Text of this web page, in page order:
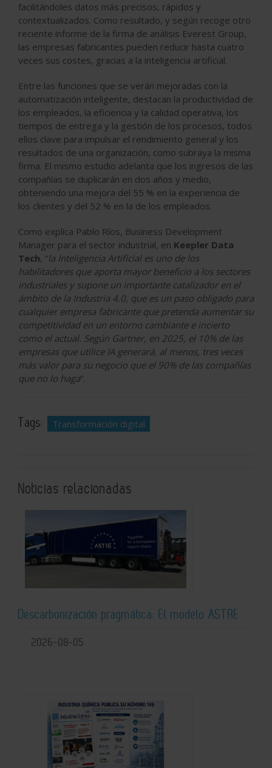
facilitándoles datos más precisos, rápidos y
contextualizados. Como resultado, y según recoge otro
reciente informe de la firma de análisis Everest Group,
las empresas fabricantes pueden reducir hasta cuatro
veces sus costes, gracias a la inteligencia artificial.
Entre las funciones que se verán mejoradas con la
automatización inteligente, destacan la productividad de
los empleados, la eficiencia y la calidad operativa, los
tiempos de entrega y la gestión de los procesos, todos
ellos clave para impulsar el rendimiento general y los
resultados de una organización, como subraya la misma
firma. El mismo estudio adelanta que los ingresos de las
compañías se duplicarán en dos años y medio,
obteniendo una mejora del 55 % en la experiencia de
los clientes y del 52 % en la de los empleados.
Como explica Pablo Ríos, Business Development
Manager para el sector industrial, en Keepler Data
Tech, “la Inteligencia Artificial es uno de los
habilitadores que aporta mayor beneficio a los sectores
industriales y supone un importante catalizador en el
ámbito de la Industria 4.0, que es un paso obligado para
cualquier empresa fabricante que pretenda aumentar su
competitividad en un entorno cambiante e incierto
como el actual. Según Gartner, en 2025, el 10% de las
empresas que utilice IA generará, al menos, tres veces
más valor para su negocio que el 90% de las compañías
que no lo haga”.
Tags: Transformación digital
Noticias relacionadas
Descarbonización pragmática: El modelo ASTRE
2026-08-05